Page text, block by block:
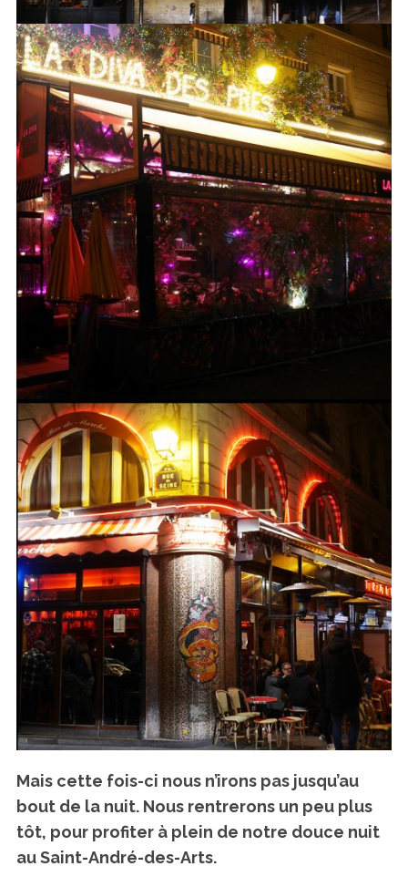
Mais cette fois-ci nous n’irons pas jusqu’au
bout de la nuit. Nous rentrerons un peu plus
tôt, pour profiter à plein de notre douce nuit
au Saint-André-des-Arts.